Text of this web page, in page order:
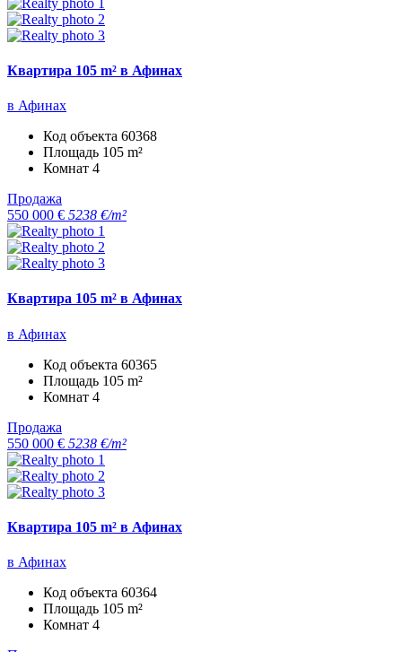
Квартира 105 m² в Афинах
в Афинах
Код объекта 60368
Площадь 105 m²
Комнат 4
Продажа
550 000 € 5238 €/m²
Квартира 105 m² в Афинах
в Афинах
Код объекта 60365
Площадь 105 m²
Комнат 4
Продажа
550 000 € 5238 €/m²
Квартира 105 m² в Афинах
в Афинах
Код объекта 60364
Площадь 105 m²
Комнат 4